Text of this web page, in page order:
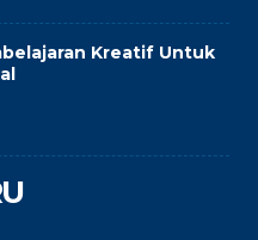
Kreatif Untuk